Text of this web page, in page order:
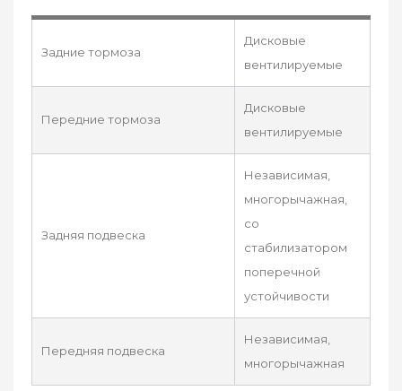
Задние тормоза
Дисковые
вентилируемые
Передние тормоза
Дисковые
вентилируемые
Задняя подвеска
Независимая,
многорычажная,
со
стабилизатором
поперечной
устойчивости
Передняя подвеска
Независимая,
многорычажная